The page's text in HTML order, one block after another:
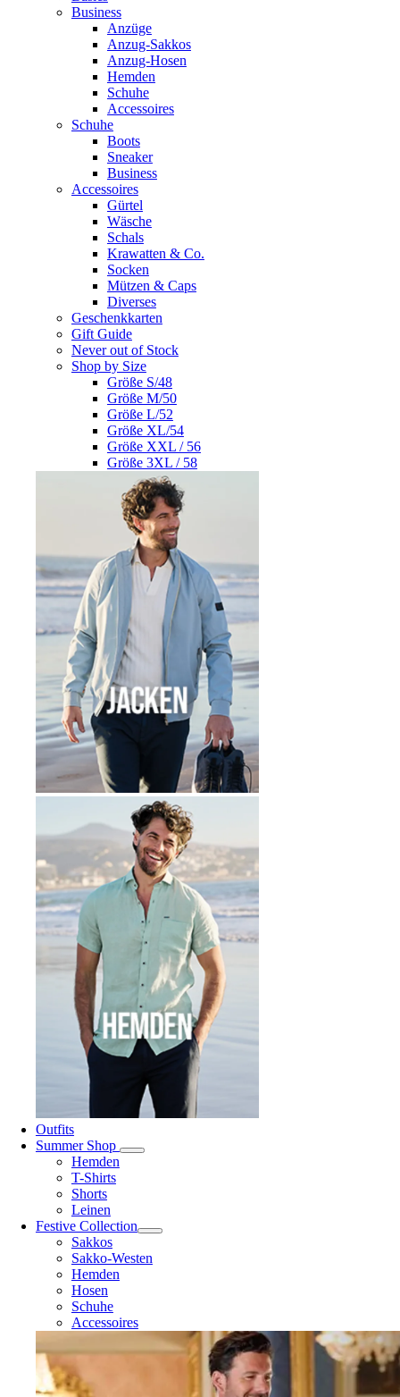
Business
Anzüge
Anzug-Sakkos
Anzug-Hosen
Hemden
Schuhe
Accessoires
Schuhe
Boots
Sneaker
Business
Accessoires
Gürtel
Wäsche
Schals
Krawatten & Co.
Socken
Mützen & Caps
Diverses
Geschenkkarten
Gift Guide
Never out of Stock
Shop by Size
Größe S/48
Größe M/50
Größe L/52
Größe XL/54
Größe XXL / 56
Größe 3XL / 58
Outfits
Summer Shop
Hemden
T-Shirts
Shorts
Leinen
Festive Collection
Sakkos
Sakko-Westen
Hemden
Hosen
Schuhe
Accessoires